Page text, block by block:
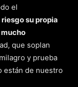
el
su propia
que soplan
y prueba
están de nuestro